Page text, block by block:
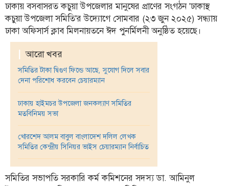
উপ-
সম্পাদকীয়
কৃষি
প্রকৃতি
অপরাধ
চাঁদপুর
জেলার
খবর
প্রবাস
তথ্য-
প্রযুক্তি
ঢাকায় বসবাসরত কচুয়া উপজেলার মানুষের প্রাণের সংগঠন 'ঢাকাস্থ
কচুয়া উপজেলা সমিতি'র উদ্যােগে সোমবার (২৩ জুন ২০২৫) সন্ধ্যায়
ঢাকা অফিসার্স ক্লাব মিলনায়তনে ঈদ পুনর্মিলনী অনুষ্ঠিত হয়েছে।
আরো খবর
সমিতির টাকা দ্বিগুণ ফিল্ডে আছে, সুযোগ দিলে সবার
দেনা পরিশোধ করবেন চেয়ারম্যান
ঢাকায় হাইমচর উপজেলা জনকল্যাণ সমিতির
মতবিনিময় সভা
খোরশেদ আলম বাবুল বাংলাদেশ দলিল লেখক
সমিতির কেন্দ্রীয় সিনিয়র ভাইস চেয়ারম্যান নির্বাচিত
সমিতির সভাপতি সরকারি কর্ম কমিশনের সদস্য ডা. আমিনুল